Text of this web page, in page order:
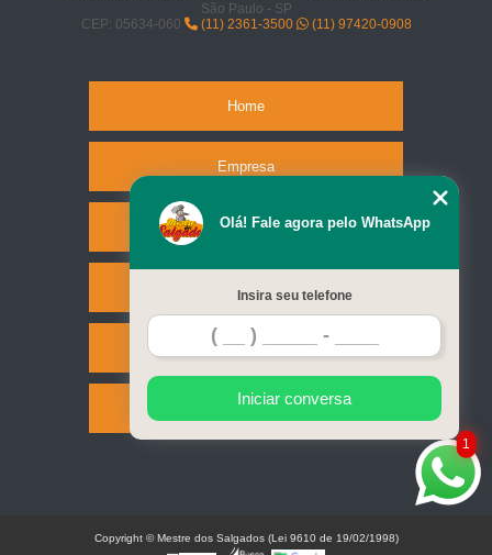
São Paulo - SP
CEP: 05634-060
(11) 2361-3500 (11) 97420-0908
Home
Empresa
Missão
Serviços
Contato
Mapa do site
1
Olá! Fale agora pelo WhatsApp
Insira seu telefone
Iniciar conversa
Copyright © Mestre dos Salgados (Lei 9610 de 19/02/1998)